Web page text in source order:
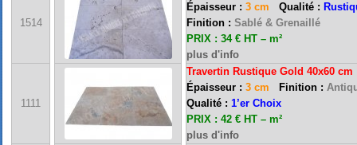
1514
Épaisseur : 3 cm Qualité :
Finition : Sablé & Grenaillé
PRIX : 34 € HT – m²
plus d'info
1111
Travertin Rustique Gold 40x60 cm
Épaisseur : 3 cm Finition :
Qualité : 1’er Choix
PRIX : 42 € HT – m²
plus d'info